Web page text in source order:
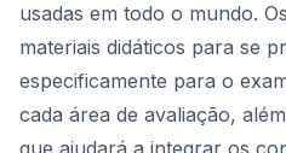
usadas em todo o mundo.
materiais didáticos para se
especificamente para o
cada área de avaliação,
que ajudará a integrar os